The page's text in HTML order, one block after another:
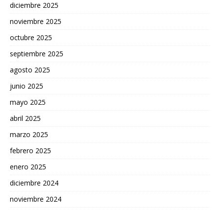
diciembre 2025
noviembre 2025
octubre 2025
septiembre 2025
agosto 2025
junio 2025
mayo 2025
abril 2025
marzo 2025
febrero 2025
enero 2025
diciembre 2024
noviembre 2024